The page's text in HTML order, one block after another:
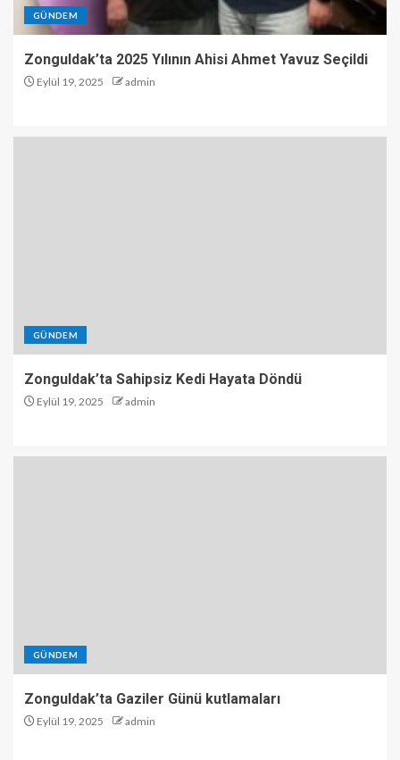
GÜNDEM
Zonguldak’ta 2025 Yılının Ahisi Ahmet Yavuz Seçildi
Eylül 19, 2025 admin
GÜNDEM
Zonguldak’ta Sahipsiz Kedi Hayata Döndü
Eylül 19, 2025 admin
GÜNDEM
Zonguldak’ta Gaziler Günü kutlamaları
Eylül 19, 2025 admin